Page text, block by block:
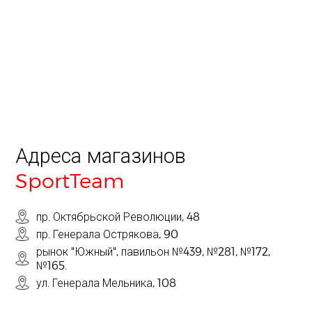
Адреса магазинов
SportTeam
пр. Октябрьской Революции, 48
пр. Генерала Острякова, 90
рынок "Южный", павильон №439, №281, №172,
№165.
ул. Генерала Мельника, 108